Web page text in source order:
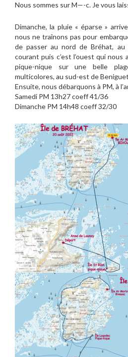
Nous sommes sur M—-c. Je vous
Dimanche, la pluie « éparse »
nous ne traînons pas pour
de passer au nord de Bréhat,
courant puis c’est l’ouest qui nous
pique-nique sur une belle
multicolores, au sud-est de
Ensuite, nous débarquons à PM, à
Samedi PM 13h27 coeff 41/36
Dimanche PM 14h48 coeff 32/30